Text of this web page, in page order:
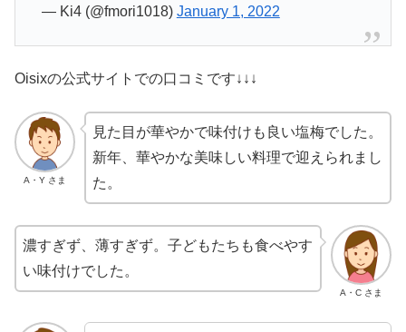
— Ki4 (@fmori1018) January 1, 2022
Oisixの公式サイトでの口コミです↓↓↓
A・Y さま
見た目が華やかで味付けも良い塩梅でした。
新年、華やかな美味しい料理で迎えられまし
た。
A・C さま
濃すぎず、薄すぎず。子どもたちも食べやす
い味付けでした。